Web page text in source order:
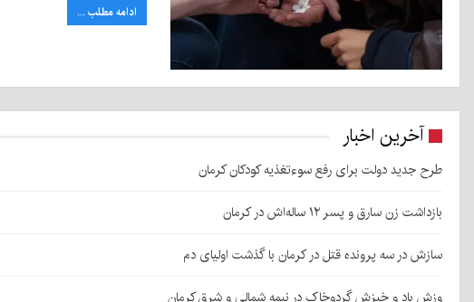
ادامه مطلب ...
آخرین اخبار
طرح جدید دولت برای رفع سوءتغذیه کودکان کرمان
بازداشت زن سارق و پسر ۱۲ ساله‌اش در کرمان
سازش در سه پرونده قتل در کرمان با گذشت اولیای دم
وزش باد و خیزش گردوخاک در نیمه شمالی و شرق کرمان